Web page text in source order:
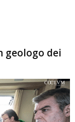
geologo dei